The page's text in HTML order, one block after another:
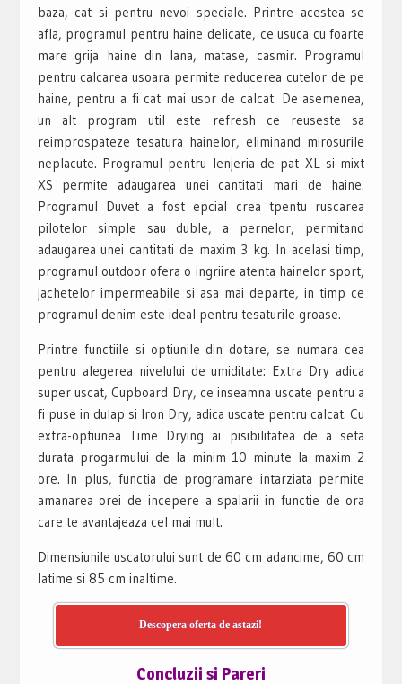
baza, cat si pentru nevoi speciale. Printre acestea se
afla, programul pentru haine delicate, ce usuca cu foarte
mare grija haine din lana, matase, casmir. Programul
pentru calcarea usoara permite reducerea cutelor de pe
haine, pentru a fi cat mai usor de calcat. De asemenea,
un alt program util este refresh ce reuseste sa
reimprospateze tesatura hainelor, eliminand mirosurile
neplacute. Programul pentru lenjeria de pat XL si mixt
XS permite adaugarea unei cantitati mari de haine.
Programul Duvet a fost epcial crea tpentu ruscarea
pilotelor simple sau duble, a pernelor, permitand
adaugarea unei cantitati de maxim 3 kg. In acelasi timp,
programul outdoor ofera o ingriire atenta hainelor sport,
jachetelor impermeabile si asa mai departe, in timp ce
programul denim este ideal pentru tesaturile groase.
Printre functiile si optiunile din dotare, se numara cea
pentru alegerea nivelului de umiditate: Extra Dry adica
super uscat, Cupboard Dry, ce inseamna uscate pentru a
fi puse in dulap si Iron Dry, adica uscate pentru calcat. Cu
extra-optiunea Time Drying ai pisibilitatea de a seta
durata progarmului de la minim 10 minute la maxim 2
ore. In plus, functia de programare intarziata permite
amanarea orei de incepere a spalarii in functie de ora
care te avantajeaza cel mai mult.
Dimensiunile uscatorului sunt de 60 cm adancime, 60 cm
latime si 85 cm inaltime.
Descopera oferta de astazi!
Concluzii si Pareri